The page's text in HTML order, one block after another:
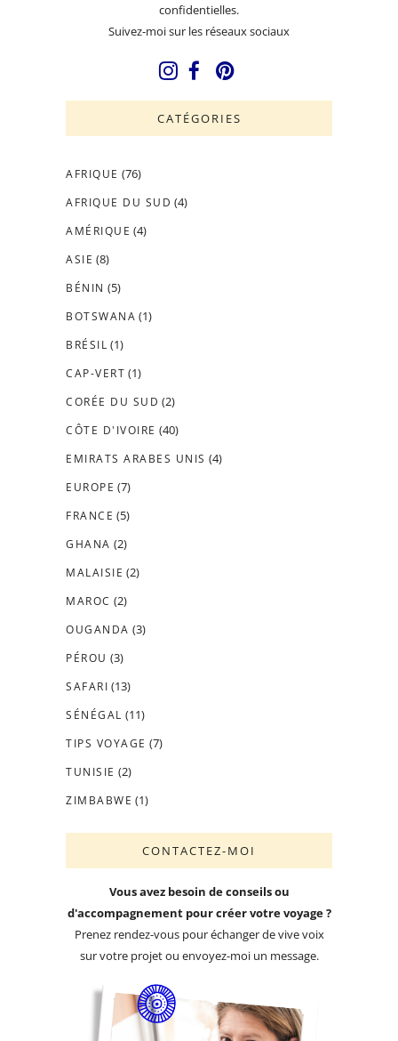
confidentielles.
Suivez-moi sur les réseaux sociaux
CATÉGORIES
AFRIQUE (76)
AFRIQUE DU SUD (4)
AMÉRIQUE (4)
ASIE (8)
BÉNIN (5)
BOTSWANA (1)
BRÉSIL (1)
CAP-VERT (1)
CORÉE DU SUD (2)
CÔTE D'IVOIRE (40)
EMIRATS ARABES UNIS (4)
EUROPE (7)
FRANCE (5)
GHANA (2)
MALAISIE (2)
MAROC (2)
OUGANDA (3)
PÉROU (3)
SAFARI (13)
SÉNÉGAL (11)
TIPS VOYAGE (7)
TUNISIE (2)
ZIMBABWE (1)
CONTACTEZ-MOI
Vous avez besoin de conseils ou
d'accompagnement pour créer votre voyage ?
Prenez rendez-vous pour échanger de vive voix
sur votre projet ou envoyez-moi un message.